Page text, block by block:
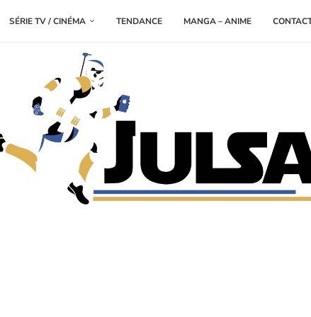
SÉRIE TV / CINÉMA TENDANCE MANGA – ANIME